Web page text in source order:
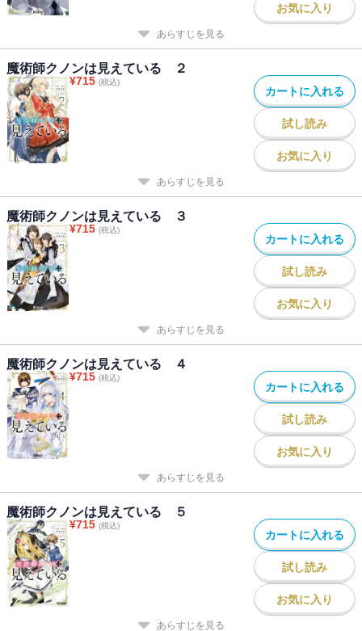
お気に入り
あらすじを見る
魔術師クノンは見えている ２
¥715 (税込)
カートに入れる
試し読み
お気に入り
あらすじを見る
魔術師クノンは見えている ３
¥715 (税込)
カートに入れる
試し読み
お気に入り
あらすじを見る
魔術師クノンは見えている ４
¥715 (税込)
カートに入れる
試し読み
お気に入り
あらすじを見る
魔術師クノンは見えている ５
¥715 (税込)
カートに入れる
試し読み
お気に入り
あらすじを見る